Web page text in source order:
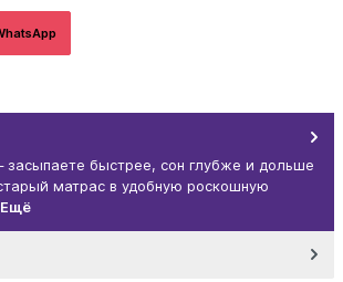
засыпаете быстрее, сон глубже и дольше
матрас в удобную роскошную
Ещё